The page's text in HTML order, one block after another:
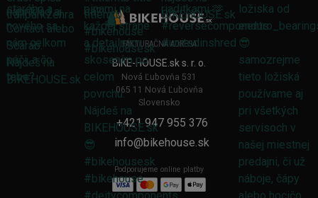
FAKTURAČNÁ ADRESA
BIKE-HOUSE.sk s. r. o.
Nová Ľubovňa 531
065 11 Nová Ľubovňa
Slovensko
+421 947 955 376
info@bikehouse.sk
Podporujeme online platby